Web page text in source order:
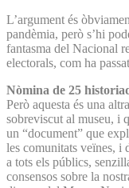
L’argument és
pandèmia, però s’hi
fantasma del Nacional
electorals, com ha
Nòmina de 25
Però aquesta és una
sobreviscut al museu, i
un “document” que
les comunitats veïnes, i
a tots els públics,
consensos sobre la